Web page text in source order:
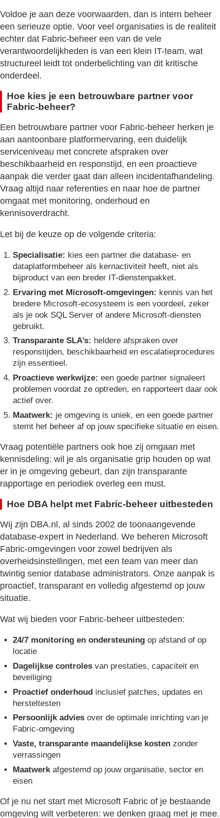
Voldoe je aan deze voorwaarden, dan is intern beheer
een serieuze optie. Voor veel organisaties is de realiteit
echter dat Fabric-beheer een van de vele
verantwoordelijkheden is van een klein IT-team, wat
structureel leidt tot onderbelichting van dit kritische
onderdeel.
Hoe kies je een betrouwbare partner voor
Fabric-beheer?
Een betrouwbare partner voor Fabric-beheer herken je
aan aantoonbare platformervaring, een duidelijk
serviceniveau met concrete afspraken over
beschikbaarheid en responstijd, en een proactieve
aanpak die verder gaat dan alleen incidentafhandeling.
Vraag altijd naar referenties en naar hoe de partner
omgaat met monitoring, onderhoud en
kennisoverdracht.
Let bij de keuze op de volgende criteria:
Specialisatie: kies een partner die database- en
dataplatformbeheer als kernactiviteit heeft, niet als
bijproduct van een breder IT-dienstenpakket.
Ervaring met Microsoft-omgevingen: kennis van het
bredere Microsoft-ecosysteem is een voordeel, zeker
als je ook SQL Server of andere Microsoft-diensten
gebruikt.
Transparante SLA’s: heldere afspraken over
responstijden, beschikbaarheid en escalatieprocedures
zijn essentieel.
Proactieve werkwijze: een goede partner signaleert
problemen voordat ze optreden, en rapporteert daar ook
actief over.
Maatwerk: je omgeving is uniek, en een goede partner
stemt het beheer af op jouw specifieke situatie en eisen.
Vraag potentiële partners ook hoe zij omgaan met
kennisdeling: wil je als organisatie grip houden op wat
er in je omgeving gebeurt, dan zijn transparante
rapportage en periodiek overleg een must.
Hoe DBA helpt met Fabric-beheer uitbesteden
Wij zijn DBA.nl, al sinds 2002 de toonaangevende
database-expert in Nederland. We beheren Microsoft
Fabric-omgevingen voor zowel bedrijven als
overheidsinstellingen, met een team van meer dan
twintig senior database administrators. Onze aanpak is
proactief, transparant en volledig afgestemd op jouw
situatie.
Wat wij bieden voor Fabric-beheer uitbesteden:
24/7 monitoring en ondersteuningop afstand of op
locatie
Dagelijkse controlesvan prestaties, capaciteit en
beveiliging
Proactief onderhoudinclusief patches, updates en
hersteltesten
Persoonlijk adviesover de optimale inrichting van je
Fabric-omgeving
Vaste, transparante maandelijkse kostenzonder
verrassingen
Maatwerkafgestemd op jouw organisatie, sector en
eisen
Of je nu net start met Microsoft Fabric of je bestaande
omgeving wilt verbeteren: we denken graag met je mee.